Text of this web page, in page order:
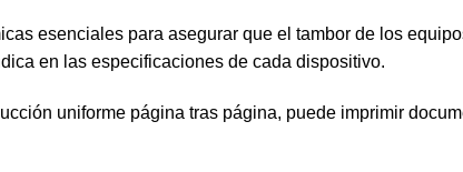
esenciales para asegurar que el tambor de los
en las especificaciones de cada dispositivo.
uniforme página tras página, puede imprimir